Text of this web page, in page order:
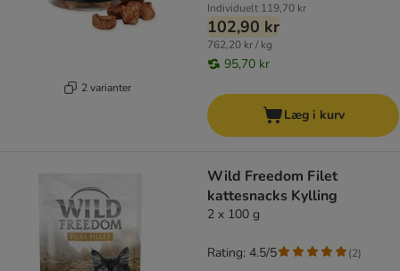
2 varianter
Individuelt 119,70 kr
102,90 kr
762,20 kr / kg
95,70 kr
Læg i kurv
Wild Freedom Filet
kattesnacks Kylling
2 x 100 g
Rating: 4.5/5 (2)